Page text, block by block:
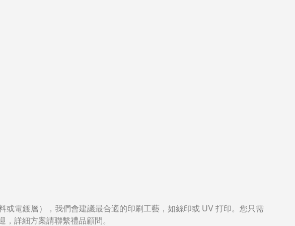
電鍍層），我們會建議最合適的印刷工藝，如絲印或 UV 打印。您只需
詳細方案請聯繫禮品顧問。